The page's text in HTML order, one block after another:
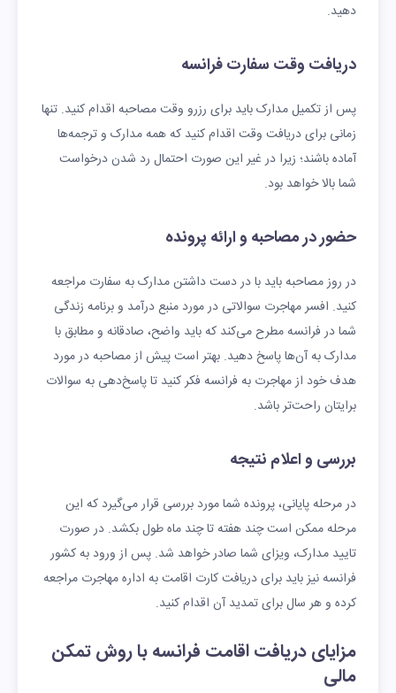
دهید.
دریافت وقت سفارت فرانسه
پس از تکمیل مدارک باید برای رزرو وقت مصاحبه اقدام کنید. تنها
زمانی برای دریافت وقت اقدام کنید که همه مدارک و ترجمه‌ها
آماده باشند؛ زیرا در غیر این صورت احتمال رد شدن درخواست
شما بالا خواهد بود.
حضور در مصاحبه و ارائه پرونده
در روز مصاحبه باید با در دست داشتن مدارک به سفارت مراجعه
کنید. افسر مهاجرت سوالاتی در مورد منبع درآمد و برنامه زندگی
شما در فرانسه مطرح می‌کند که باید واضح، صادقانه و مطابق با
مدارک به آن‌ها پاسخ دهید. بهتر است پیش از مصاحبه در مورد
هدف خود از مهاجرت به فرانسه فکر کنید تا پاسخ‌دهی به سوالات
برایتان راحت‌تر باشد.
بررسی و اعلام نتیجه
در مرحله پایانی، پرونده شما مورد بررسی قرار می‌گیرد که این
مرحله ممکن است چند هفته تا چند ماه طول بکشد. در صورت
تایید مدارک، ویزای شما صادر خواهد شد. پس از ورود به کشور
فرانسه نیز باید برای دریافت کارت اقامت به اداره مهاجرت مراجعه
کرده و هر سال برای تمدید آن اقدام کنید.
مزایای دریافت اقامت فرانسه با روش تمکن
مالی